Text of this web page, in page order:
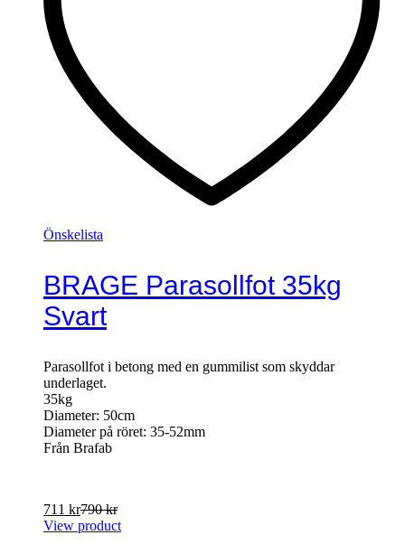
Önskelista
BRAGE Parasollfot 35kg
Svart
Parasollfot i betong med en gummilist som skyddar
underlaget.
35kg
Diameter: 50cm
Diameter på röret: 35-52mm
Från Brafab
711 kr790kr
View product